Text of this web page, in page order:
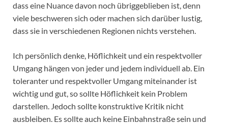
dass eine Nuance davon noch übriggeblieben ist, denn
viele beschweren sich oder machen sich darüber lustig,
dass sie in verschiedenen Regionen nichts verstehen.
Ich persönlich denke, Höflichkeit und ein respektvoller
Umgang hängen von jeder und jedem individuell ab. Ein
toleranter und respektvoller Umgang miteinander ist
wichtig und gut, so sollte Höflichkeit kein Problem
darstellen. Jedoch sollte konstruktive Kritik nicht
ausbleiben. Es sollte auch keine Einbahnstraße sein und